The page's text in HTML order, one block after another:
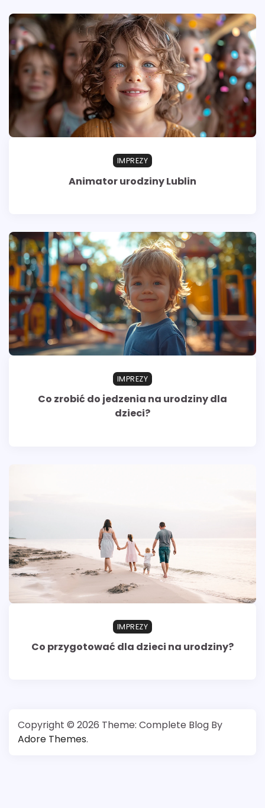
IMPREZY
Animator urodziny Lublin
IMPREZY
Co zrobić do jedzenia na urodziny dla
dzieci?
IMPREZY
Co przygotować dla dzieci na urodziny?
Copyright © 2026 Theme: Complete Blog By
Adore Themes.